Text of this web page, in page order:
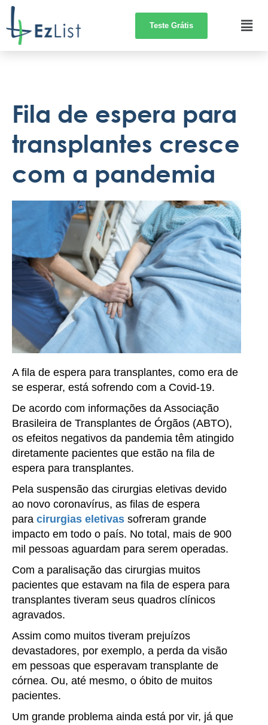
Teste Grátis
Fila de espera para
transplantes cresce
com a pandemia
A fila de espera para transplantes, como era de
se esperar, está sofrendo com a Covid-19.
De acordo com informações da Associação
Brasileira de Transplantes de Órgãos (ABTO),
os efeitos negativos da pandemia têm atingido
diretamente pacientes que estão na fila de
espera para transplantes.
Pela suspensão das cirurgias eletivas devido
ao novo coronavírus, as filas de espera
para cirurgias eletivas sofreram grande
impacto em todo o país. No total, mais de 900
mil pessoas aguardam para serem operadas.
Com a paralisação das cirurgias muitos
pacientes que estavam na fila de espera para
transplantes tiveram seus quadros clínicos
agravados.
Assim como muitos tiveram prejuízos
devastadores, por exemplo, a perda da visão
em pessoas que esperavam transplante de
córnea. Ou, até mesmo, o óbito de muitos
pacientes.
Um grande problema ainda está por vir, já que